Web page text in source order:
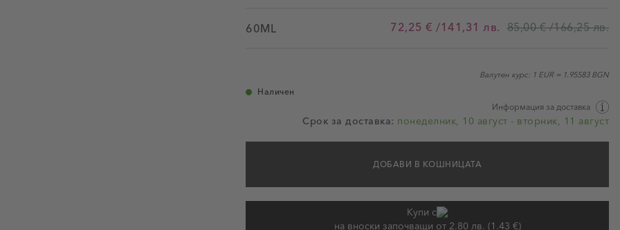
60ML 72,25 € /141,31 лв. 85,00 € /166,25 лв.
Валутен курс: 1 EUR = 1.95583 BGN
Наличен
Информация за доставка
Срок за доставка: понеделник, 10 август - вторник, 11 август
ДОБАВИ В КОШНИЦАТА
Купи с
на вноски започващи от 2.80 лв. (1.43 €)